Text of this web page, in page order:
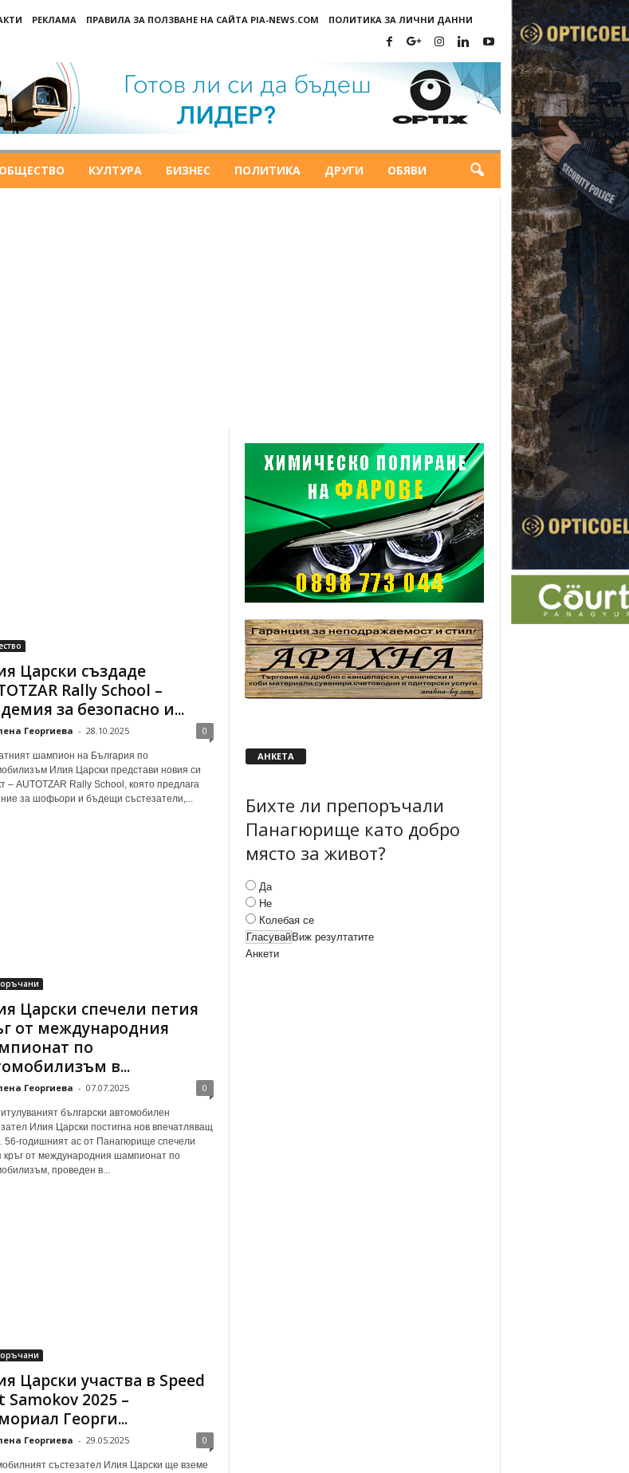
РЕКЛАМА ПРАВИЛА ЗА ПОЛЗВАНЕ НА САЙТА PIA-NEWS.COM ПОЛИТИКА ЗА ЛИЧНИ ДАННИ
ОБЩЕСТВО КУЛТУРА БИЗНЕС ПОЛИТИКА ДРУГИ ОБЯВИ
Царски създаде
Rally School –
за безопасно и...
Георгиева - 28.10.2025 0
шампион на България по
Илия Царски представи новия си
– AUTOTZAR Rally School, която предлага
за шофьори и бъдещи състезатели,...
Царски спечели петия
от международния
по
в...
Георгиева - 07.07.2025 0
български автомобилен
Илия Царски постигна нов впечатляващ
56-годишният ас от Панагюрище спечели
кръг от международния шампионат по
проведен в...
Царски участва в Speed
Samokov 2025 –
Георги...
Георгиева - 29.05.2025 0
състезател Илия Царски ще вземе
АНКЕТА
Бихте ли препоръчали
Панагюрище като добро
място за живот?
Да
Не
Колебая се
Виж резултатите
Анкети